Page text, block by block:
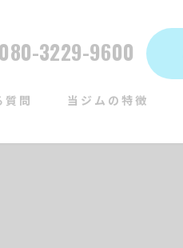
080-3229-9600
質問 当ジムの特徴